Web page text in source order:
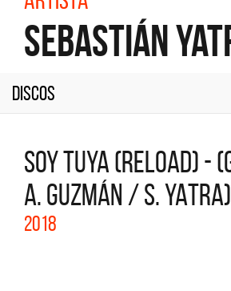
Sebastián
Discos
SOY TUYA (RELOAD) -
A. GUZMÁN / S.
2018